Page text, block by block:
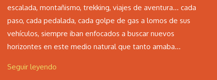
escalada, montañismo, trekking, viajes de aventura… cada
paso, cada pedalada, cada golpe de gas a lomos de sus
vehículos, siempre iban enfocados a buscar nuevos
horizontes en este medio natural que tanto amaba...
Seguir leyendo